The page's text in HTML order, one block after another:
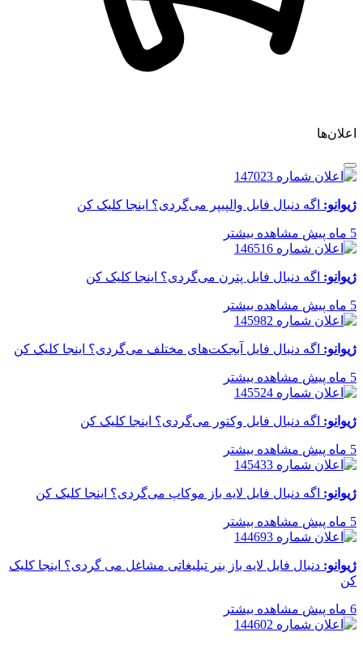
اعلان‌ها
ژیوانو: اگه دنبال فایل والپیپر می‌گردی؟ اینجا کلیک کن
5 ماه پیش مشاهده بیشتر
ژیوانو: اگه دنبال فایل پترن می‌گردی؟ اینجا کلیک کن
5 ماه پیش مشاهده بیشتر
ژیوانو: اگه دنبال فایل آبجکت‌های مختلف می‌گردی؟ اینجا کلیک کن
5 ماه پیش مشاهده بیشتر
ژیوانو: اگه دنبال فایل وکتور می‌گردی؟ اینجا کلیک کن
5 ماه پیش مشاهده بیشتر
ژیوانو: اگه دنبال فایل لایه باز موکاپ می‌گردی؟ اینجا کلیک کن
5 ماه پیش مشاهده بیشتر
ژیوانو: دنبال فایل لایه باز بنر تبلیغاتی مشاغل می گردی؟ اینجا کلیک
کن
6 ماه پیش مشاهده بیشتر